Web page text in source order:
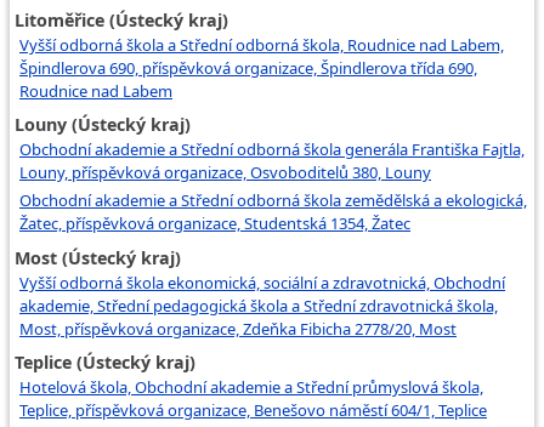
Litoměřice (Ústecký kraj)
Vyšší odborná škola a Střední odborná škola, Roudnice nad Labem,
Špindlerova 690, příspěvková organizace, Špindlerova třída 690,
Roudnice nad Labem
Louny (Ústecký kraj)
Obchodní akademie a Střední odborná škola generála Františka Fajtla,
Louny, příspěvková organizace, Osvoboditelů 380, Louny
Obchodní akademie a Střední odborná škola zemědělská a ekologická,
Žatec, příspěvková organizace, Studentská 1354, Žatec
Most (Ústecký kraj)
Vyšší odborná škola ekonomická, sociální a zdravotnická, Obchodní
akademie, Střední pedagogická škola a Střední zdravotnická škola,
Most, příspěvková organizace, Zdeňka Fibicha 2778/20, Most
Teplice (Ústecký kraj)
Hotelová škola, Obchodní akademie a Střední průmyslová škola,
Teplice, příspěvková organizace, Benešovo náměstí 604/1, Teplice